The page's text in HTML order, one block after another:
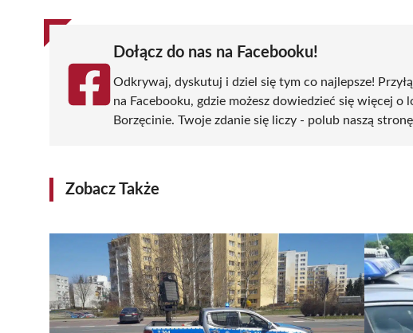
Dołącz do nas na Facebooku!
Odkrywaj, dyskutuj i dziel się tym co najlepsze!
na Facebooku, gdzie możesz dowiedzieć się więcej o
Borzęcinie. Twoje zdanie się liczy - polub naszą
Zobacz Także